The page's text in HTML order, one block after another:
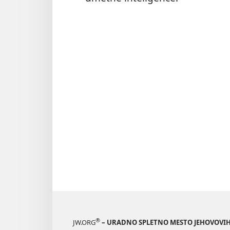
JW.ORG® – URADNO SPLETNO MESTO